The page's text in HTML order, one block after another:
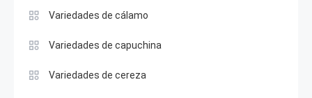
Variedades de cálamo
Variedades de capuchina
Variedades de cereza